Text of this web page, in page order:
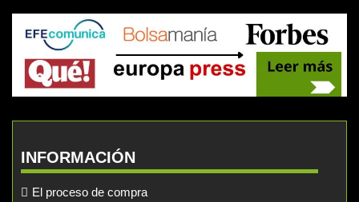
INFORMACIÓN
El proceso de compra